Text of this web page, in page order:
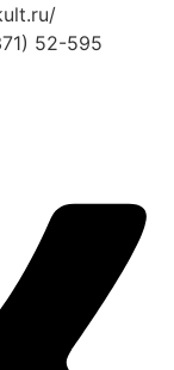
52-595